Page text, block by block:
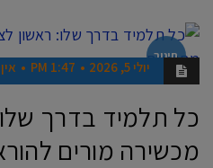
חינוך
יולי 5, 2026 1:47 PM
כל תלמיד בדרך שלו:
מכשירה מורים